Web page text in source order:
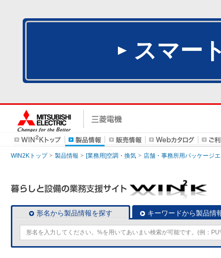
スマー
WIN2Kトップ 製品情報 [業務用]空調・換気 店舗・事務所用パッケージ
形名から製品情報を探す キーワードから製品情